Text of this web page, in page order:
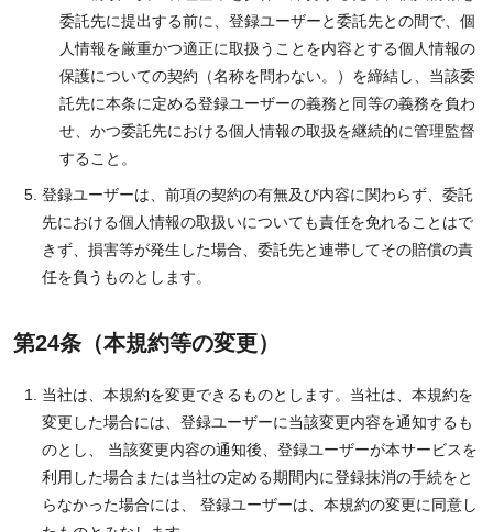
委託先に提出する前に、登録ユーザーと委託先との間で、個
人情報を厳重かつ適正に取扱うことを内容とする個人情報の
保護についての契約（名称を問わない。）を締結し、当該委
託先に本条に定める登録ユーザーの義務と同等の義務を負わ
せ、かつ委託先における個人情報の取扱を継続的に管理監督
すること。
登録ユーザーは、前項の契約の有無及び内容に関わらず、委託
先における個人情報の取扱いについても責任を免れることはで
きず、損害等が発生した場合、委託先と連帯してその賠償の責
任を負うものとします。
第24条（本規約等の変更）
当社は、本規約を変更できるものとします。当社は、本規約を
変更した場合には、登録ユーザーに当該変更内容を通知するも
のとし、 当該変更内容の通知後、登録ユーザーが本サービスを
利用した場合または当社の定める期間内に登録抹消の手続をと
らなかった場合には、 登録ユーザーは、本規約の変更に同意し